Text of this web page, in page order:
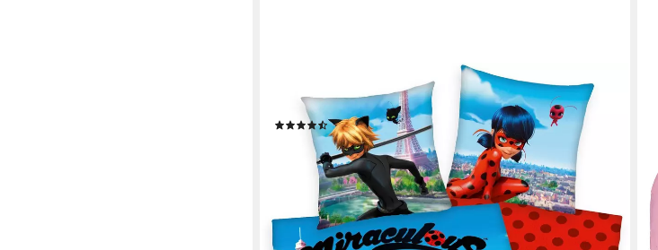
Kinderbettwäsche Miraculous, Renforcé, mit tollem
Ladybug- und Cat Noir-Motiv
(21)
ab 34,15 € UVP39,95 €
lieferbar - in 3-4 Werktagen bei dir